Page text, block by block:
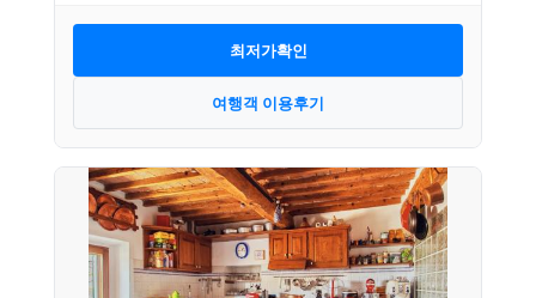
최저가확인
여행객 이용후기